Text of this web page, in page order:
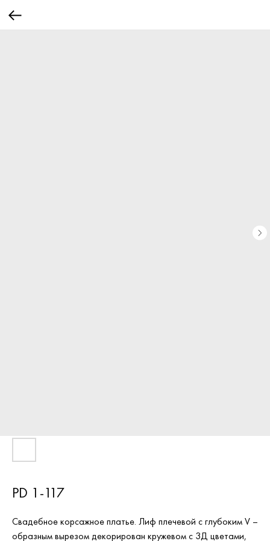
PD 1-117
Свадебное корсажное платье. Лиф плечевой с глубоким V –
образным вырезом декорирован кружевом с 3Д цветами,